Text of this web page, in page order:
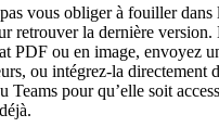
vous obliger à fouiller dans
retrouver la dernière
PDF ou en image, envoyez
ou intégrez-la directement
Teams pour qu’elle soit